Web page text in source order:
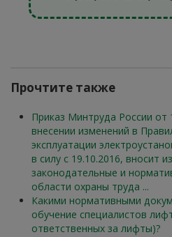
Прочтите также
Приказ Минтруда России
внесении изменений в
эксплуатации
в силу с 19.10.2016, вносит
законодательные и
области охраны труда ...
Какими нормативными
обучение специалистов
ответственных за лифты)?